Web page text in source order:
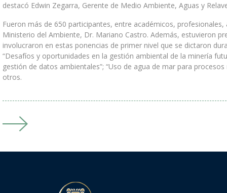
DIVERSIDAD E INCLUSIÓN
TRABAJA CON NOSOTROS
PROVEEDORES
CADENA DE SUMINISTRO
CONTÁCTANOS
CONTÁCTANOS
Línea Ética - Telf. Gratuito: 0800 547 60 |
destacó Edwin Zegarra, Gerente de Medio Ambiente, Aguas y
Fueron más de 650 participantes, entre académicos,
Ministerio del Ambiente, Dr. Mariano Castro. Además, estuvieron
involucraron en estas ponencias de primer nivel que se dictaron
“Desafíos y oportunidades en la gestión ambiental de la minería
gestión de datos ambientales”; “Uso de agua de mar para
otros.